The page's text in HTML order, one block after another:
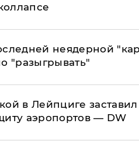
неядерной
"разыгрывать"
в Лейпциге
аэропортов — DW